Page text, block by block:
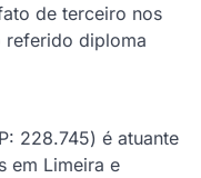
de terceiro nos
referido diploma
228.745) é atuante
em Limeira e